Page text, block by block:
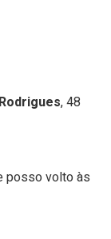
, 48
posso volto às